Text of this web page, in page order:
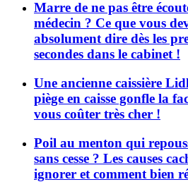
Marre de ne pas être
médecin ? Ce que vous
absolument dire dès les
secondes dans le cabinet !
Une ancienne caissière
piège en caisse gonfle la
vous coûter très cher !
Poil au menton qui
sans cesse ? Les causes
ignorer et comment bien